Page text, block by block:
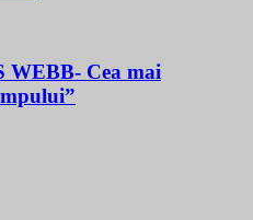
WEBB- Cea mai